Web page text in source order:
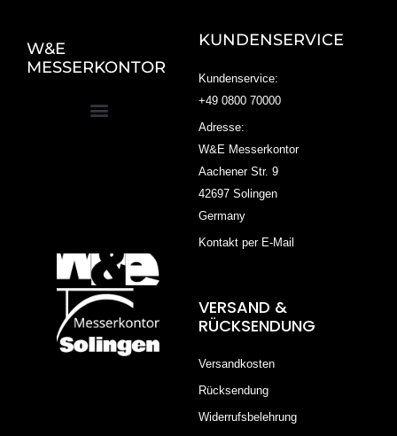
W&E
MESSERKONTOR
KUNDENSERVICE
Kundenservice:
+49 0800 70000
Adresse:
W&E Messerkontor
Aachener Str. 9
42697 Solingen
Germany
Kontakt per E-Mail
VERSAND &
RÜCKSENDUNG
Versandkosten
Rücksendung
Widerrufsbelehrung